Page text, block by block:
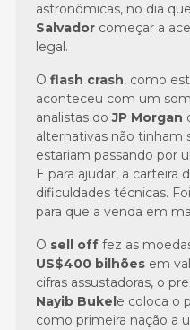
astronômicas, no dia
Salvador começar a
legal.
O flash crash, como
aconteceu com um
analistas do JP Morgan
alternativas não tinham
estariam passando por
E para ajudar, a carteira
dificuldades técnicas.
para que a venda em
O sell off fez as
US$400 bilhões em
cifras assustadoras, o
Nayib Bukel e coloca o
como primeira nação a